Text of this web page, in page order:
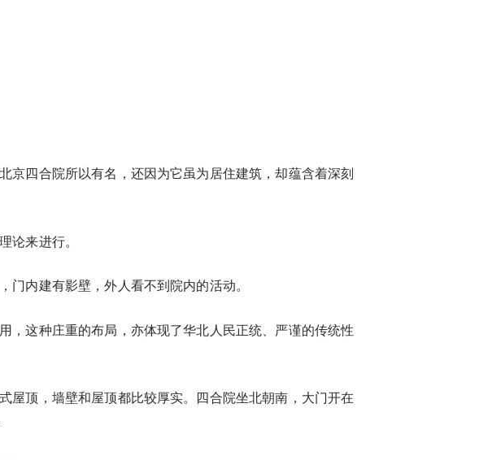
京四合院所以有名，还因为它虽为居住建筑，却蕴含着深刻
论来进行。
内建有影壁，外人看不到院内的活动。
，这种庄重的布局，亦体现了华北人民正统、严谨的传统性
屋顶，墙壁和屋顶都比较厚实。四合院坐北朝南，大门开在